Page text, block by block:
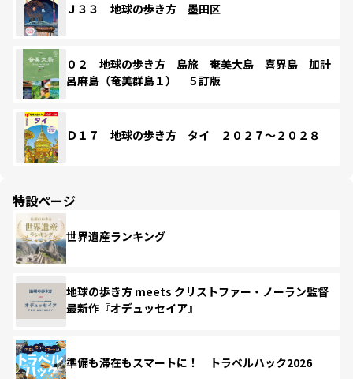
Ｊ３３ 地球の歩き方 墨田区
０２ 地球の歩き方 島旅 奄美大島 喜界島 加計
呂麻島（奄美群島１） ５訂版
Ｄ１７ 地球の歩き方 タイ ２０２７～２０２８
特設ページ
世界遺産ランキング
地球の歩き方 meets クリストファー・ノーラン監督
最新作『オデュッセイア』
準備も滞在もスマートに！ トラベルハック2026